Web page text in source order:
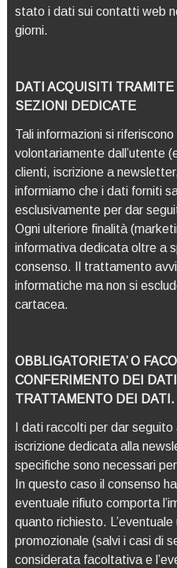
stato i dati sui contatti web
giorni.
DATI ACQUISITI
SEZIONI DEDICATE
Tali informazioni si
volontariamente dall’utente
clienti, iscrizione a
informiamo che i dati forniti
esclusivamente per dar
Ogni ulteriore finalità
informativa dedicata oltre a
consenso. Il trattamento
informatiche ma non si
cartacea.
OBBLIGATORIETA’ O
CONFERIMENTO DEI
TRATTAMENTO DEI DATI.
I dati raccolti per dar
iscrizione dedicata alla
specifiche sono necessari
In questo caso il consenso
eventuale rifiuto comporta
quanto richiesto.
promozionale (salvi i casi di
considerata facoltativa e